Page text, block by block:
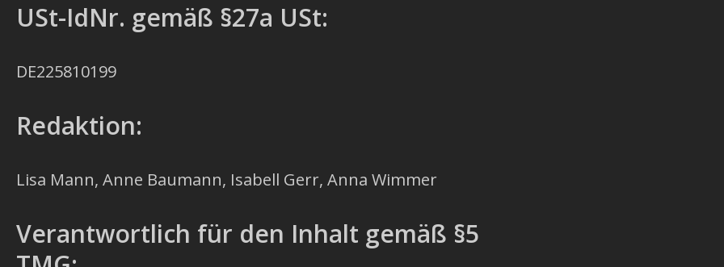
USt-IdNr. gemäß §27a USt:
DE225810199
Redaktion:
Lisa Mann, Anne Baumann, Isabell Gerr, Anna Wimmer
Verantwortlich für den Inhalt gemäß §5